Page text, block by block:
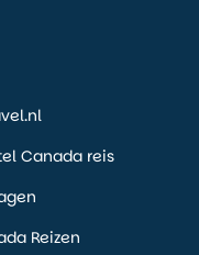
Canada reis
Reizen